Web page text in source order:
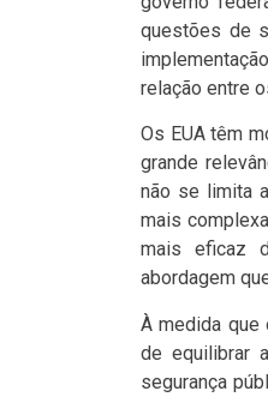
questões de
relação entre
Os EUA têm
grande
não se limita
mais
mais eficaz
abordagem
À medida que
de equilibrar
segurança